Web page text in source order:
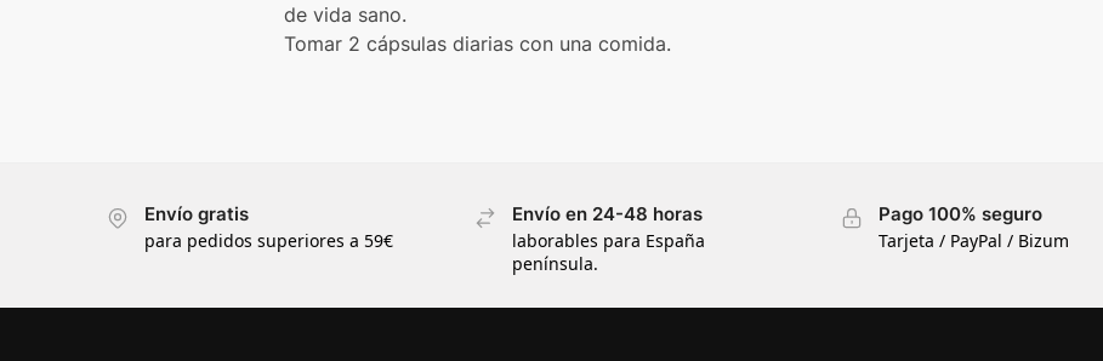
de vida sano.
Tomar 2 cápsulas diarias con una comida.
Envío gratis
para pedidos superiores a 59€
Envío en 24-48 horas
laborables para España
península.
Pago 100% seguro
Tarjeta / PayPal / Bizum